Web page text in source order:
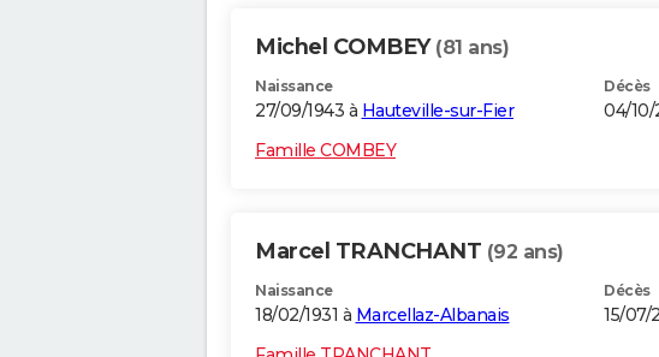
Michel COMBEY (81 ans)
Naissance
27/09/1943 à Hauteville-sur-Fier
Décès
04/10/
Famille COMBEY
Marcel TRANCHANT (92 ans)
Naissance
18/02/1931 à Marcellaz-Albanais
Décès
15/07/